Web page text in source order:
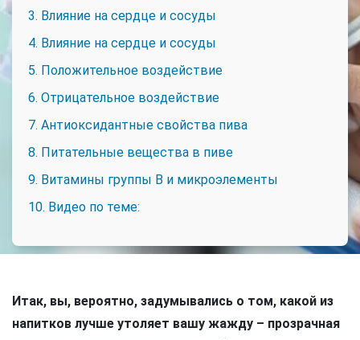
3. Влияние на сердце и сосуды
4. Влияние на сердце и сосуды
5. Положительное воздействие
6. Отрицательное воздействие
7. Антиоксидантные свойства пива
8. Питательные вещества в пиве
9. Витамины группы В и микроэлементы
10. Видео по теме:
Итак, вы, вероятно, задумывались о том, какой из
напитков лучше утоляет вашу жажду – прозрачная